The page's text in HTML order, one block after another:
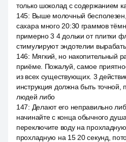
только шоколад с содержанием
145: Выше молочный
сахара много 20:30 граммов
примерно 3 4 дольки от плитки
стимулируют эндотелии
146: Мягкий, но накопительный
приёме. Пожалуй, самое
из всех существующих. 3
инструкция должна быть точной,
людей либо
147: Делают его неправильно
начинайте с конца обычного
переключите воду на
прохладную на 15 20 секунд,